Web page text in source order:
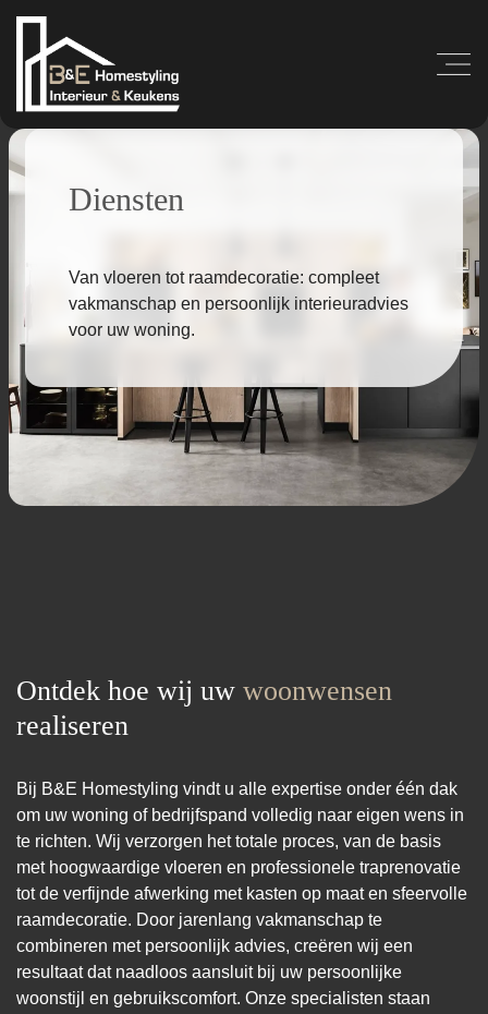
Diensten
Van vloeren tot raamdecoratie: compleet
vakmanschap en persoonlijk interieuradvies
voor uw woning.
Ontdek hoe wij uw woonwensen
realiseren
Bij B&E Homestyling vindt u alle expertise onder één dak
om uw woning of bedrijfspand volledig naar eigen wens in
te richten. Wij verzorgen het totale proces, van de basis
met hoogwaardige vloeren en professionele traprenovatie
tot de verfijnde afwerking met kasten op maat en sfeervolle
raamdecoratie. Door jarenlang vakmanschap te
combineren met persoonlijk advies, creëren wij een
resultaat dat naadloos aansluit bij uw persoonlijke
woonstijl en gebruikscomfort. Onze specialisten staan